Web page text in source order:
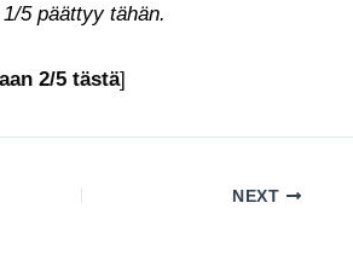
5 päättyy tähän.
2/5 tästä]
NEXT